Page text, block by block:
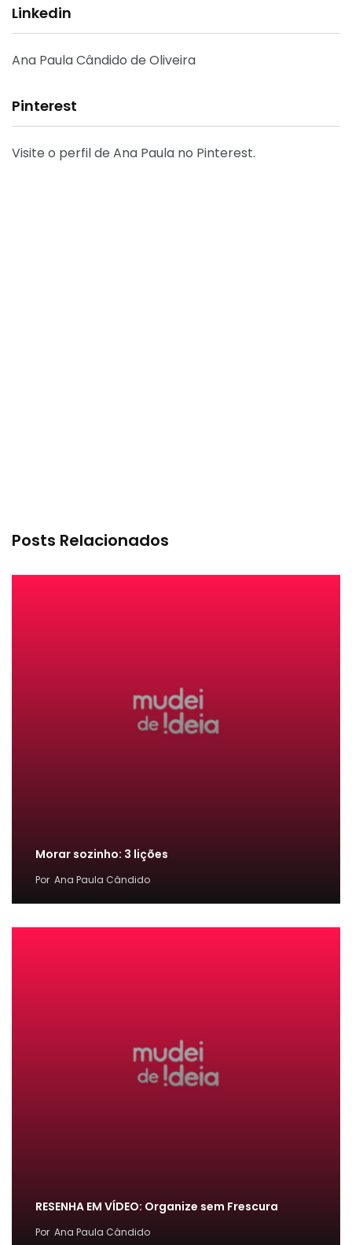
Linkedin
Ana Paula Cândido de Oliveira
Pinterest
Visite o perfil de Ana Paula no Pinterest.
Posts Relacionados
Morar sozinho: 3 lições
Por Ana Paula Cândido
RESENHA EM VÍDEO: Organize sem Frescura
Por Ana Paula Cândido